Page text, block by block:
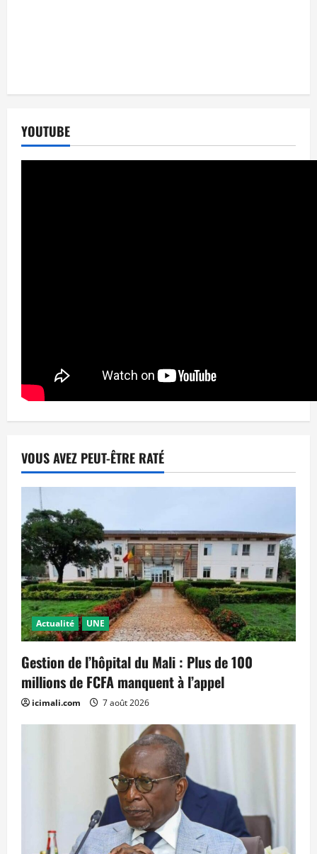
YOUTUBE
VOUS AVEZ PEUT-ÊTRE RATÉ
Actualité UNE
Gestion de l’hôpital du Mali : Plus de 100
millions de FCFA manquent à l’appel
icimali.com 7 août 2026